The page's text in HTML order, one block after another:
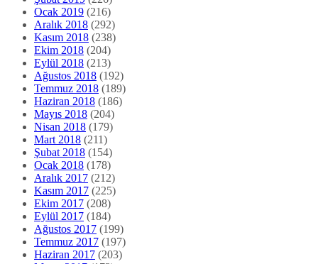
Ocak 2019 (216)
Aralık 2018 (292)
Kasım 2018 (238)
Ekim 2018 (204)
Eylül 2018 (213)
Ağustos 2018 (192)
Temmuz 2018 (189)
Haziran 2018 (186)
Mayıs 2018 (204)
Nisan 2018 (179)
Mart 2018 (211)
Şubat 2018 (154)
Ocak 2018 (178)
Aralık 2017 (212)
Kasım 2017 (225)
Ekim 2017 (208)
Eylül 2017 (184)
Ağustos 2017 (199)
Temmuz 2017 (197)
Haziran 2017 (203)